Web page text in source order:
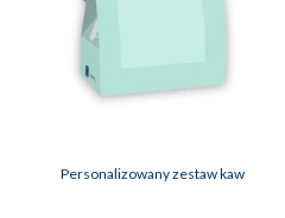
Personalizowany zestaw kaw